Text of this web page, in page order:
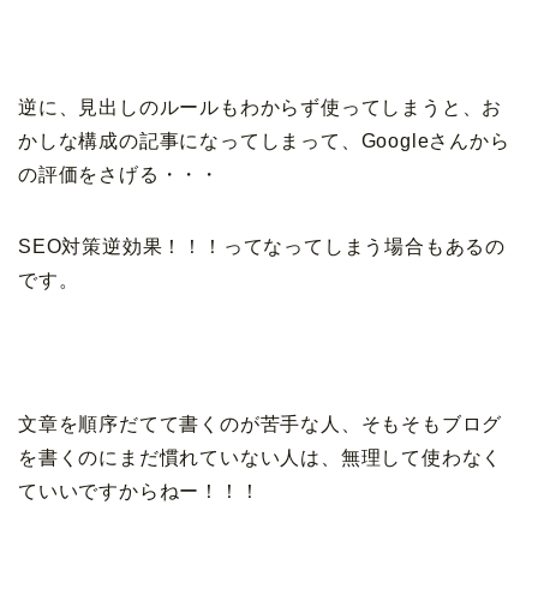
逆に、見出しのルールもわからず使ってしまうと、お
かしな構成の記事になってしまって、Googleさんから
の評価をさげる・・・
SEO対策逆効果！！！ってなってしまう場合もあるの
です。
文章を順序だてて書くのが苦手な人、そもそもブログ
を書くのにまだ慣れていない人は、無理して使わなく
ていいですからねー！！！